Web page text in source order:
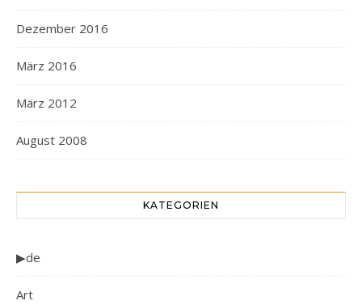
Dezember 2016
März 2016
März 2012
August 2008
KATEGORIEN
▶de
Art